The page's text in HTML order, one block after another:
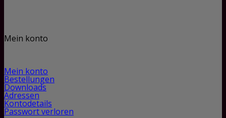
Mein konto
Mein konto
Bestellungen
Downloads
Adressen
Kontodetails
Passwort verloren